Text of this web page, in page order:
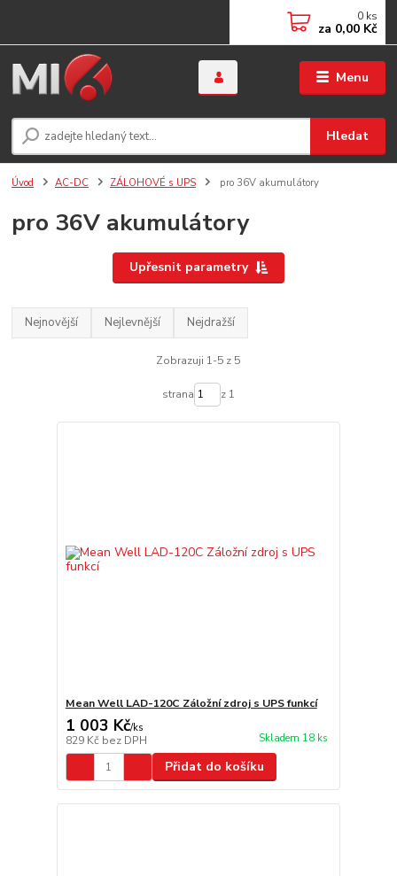
Menu
Hledat
0 ks
za 0,00 Kč
Úvod AC-DC ZÁLOHOVÉ s UPS pro 36V akumulátory
pro 36V akumulátory
Upřesnit parametry
Nejnovější Nejlevnější Nejdražší
Zobrazuji 1-5 z 5
strana z 1
Mean Well LAD-120C Záložní zdroj s UPS funkcí
1 003 Kč/ks
829 Kč bez DPH Skladem 18 ks
Přidat do košíku